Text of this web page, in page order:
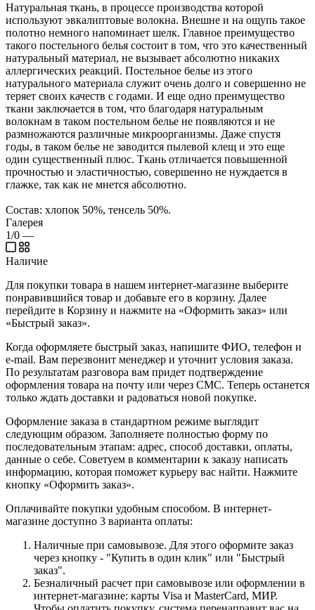
Натуральная ткань, в процессе производства которой
используют эвкалиптовые волокна. Внешне и на ощупь такое
полотно немного напоминает шелк. Главное преимущество
такого постельного белья состоит в том, что это качественный
натуральный материал, не вызывает абсолютно никаких
аллергических реакций. Постельное белье из этого
натурального материала служит очень долго и совершенно не
теряет своих качеств с годами. И еще одно преимущество
ткани заключается в том, что благодаря натуральным
волокнам в таком постельном белье не появляются и не
размножаются различные микроорганизмы. Даже спустя
годы, в таком белье не заводится пылевой клещ и это еще
один существенный плюс. Ткань отличается повышенной
прочностью и эластичностью, совершенно не нуждается в
глажке, так как не мнется абсолютно.
Состав: хлопок 50%, тенсель 50%.
Галерея
1/0 —
Наличие
Для покупки товара в нашем интернет-магазине выберите
понравившийся товар и добавьте его в корзину. Далее
перейдите в Корзину и нажмите на «Оформить заказ» или
«Быстрый заказ».
Когда оформляете быстрый заказ, напишите ФИО, телефон и
e-mail. Вам перезвонит менеджер и уточнит условия заказа.
По результатам разговора вам придет подтверждение
оформления товара на почту или через СМС. Теперь останется
только ждать доставки и радоваться новой покупке.
Оформление заказа в стандартном режиме выглядит
следующим образом. Заполняете полностью форму по
последовательным этапам: адрес, способ доставки, оплаты,
данные о себе. Советуем в комментарии к заказу написать
информацию, которая поможет курьеру вас найти. Нажмите
кнопку «Оформить заказ».
Оплачивайте покупки удобным способом. В интернет-
магазине доступно 3 варианта оплаты:
Наличные при самовывозе. Для этого оформите заказ
через кнопку - "Купить в один клик" или "Быстрый
заказ".
Безналичный расчет при самовывозе или оформлении в
интернет-магазине: карты Visa и MasterCard, МИР.